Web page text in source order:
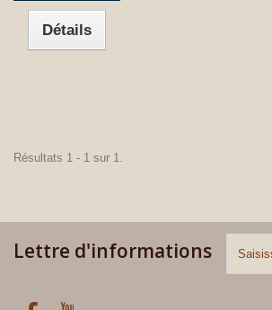
Détails
Résultats 1 - 1 sur 1.
Lettre d'informations